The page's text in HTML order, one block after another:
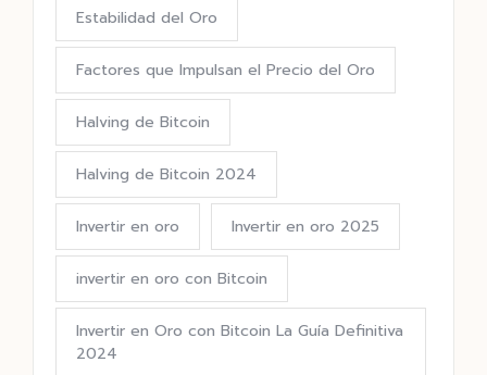
Estabilidad del Oro
Factores que Impulsan el Precio del Oro
Halving de Bitcoin
Halving de Bitcoin 2024
Invertir en oro Invertir en oro 2025
invertir en oro con Bitcoin
Invertir en Oro con Bitcoin La Guía Definitiva
2024